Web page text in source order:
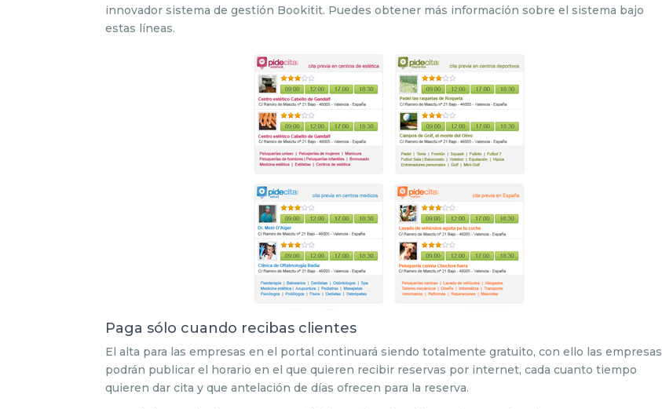
innovador sistema de gestión Bookitit. Puedes obtener más información sobre el sistema bajo
estas líneas.
Paga sólo cuando recibas clientes
El alta para las empresas en el portal continuará siendo totalmente gratuito, con ello las empresas
podrán publicar el horario en el que quieren recibir reservas por internet, cada cuanto tiempo
quieren dar cita y que antelación de días ofrecen para la reserva.